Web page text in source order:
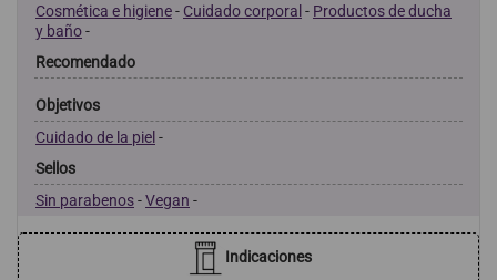
Cosmética e higiene- Cuidado corporal- Productos de ducha
y baño-
Recomendado
Objetivos
Cuidado de la piel-
Sellos
Sin parabenos-Vegan -
Indicaciones